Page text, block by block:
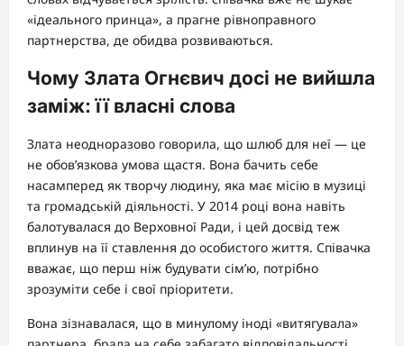
«ідеального принца», а прагне рівноправного
партнерства, де обидва розвиваються.
Чому Злата Огнєвич досі не вийшла
заміж: її власні слова
Злата неодноразово говорила, що шлюб для неї — це
не обов’язкова умова щастя. Вона бачить себе
насамперед як творчу людину, яка має місію в музиці
та громадській діяльності. У 2014 році вона навіть
балотувалася до Верховної Ради, і цей досвід теж
вплинув на її ставлення до особистого життя. Співачка
вважає, що перш ніж будувати сім’ю, потрібно
зрозуміти себе і свої пріоритети.
Вона зізнавалася, що в минулому іноді «витягувала»